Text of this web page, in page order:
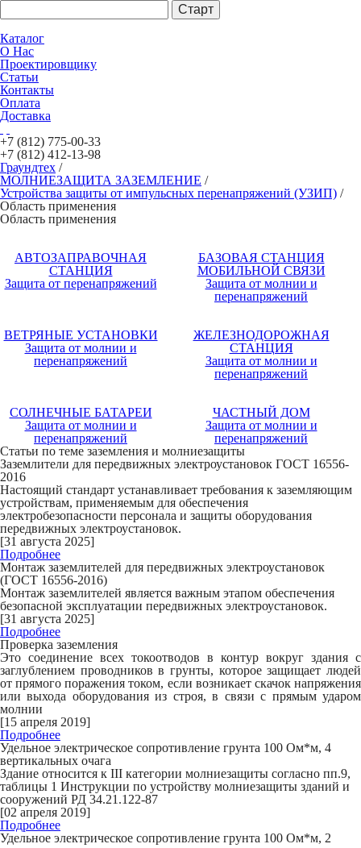
Каталог
О Нас
Проектировщику
Статьи
Контакты
Оплата
Доставка
+7 (812) 775-00-33
+7 (812) 412-13-98
Граундтех /
МОЛНИЕЗАЩИТА ЗАЗЕМЛЕНИЕ /
Устройства защиты от импульсных перенапряжений (УЗИП) /
Область применения
Область применения
АВТОЗАПРАВОЧНАЯ
СТАНЦИЯ
Защита от перенапряжений
БАЗОВАЯ СТАНЦИЯ
МОБИЛЬНОЙ СВЯЗИ
Защита от молнии и
перенапряжений
ВЕТРЯНЫЕ УСТАНОВКИ
Защита от молнии и
перенапряжений
ЖЕЛЕЗНОДОРОЖНАЯ
СТАНЦИЯ
Защита от молнии и
перенапряжений
СОЛНЕЧНЫЕ БАТАРЕИ
Защита от молнии и
перенапряжений
ЧАСТНЫЙ ДОМ
Защита от молнии и
перенапряжений
Статьи по теме заземления и молниезащиты
Заземлители для передвижных электроустановок ГОСТ 16556-
2016
Настоящий стандарт устанавливает требования к заземляющим
устройствам, применяемым для обеспечения
электробезопасности персонала и защиты оборудования
передвижных электроустановок.
[31 августа 2025]
Подробнее
Монтаж заземлителей для передвижных электроустановок
(ГОСТ 16556-2016)
Монтаж заземлителей является важным этапом обеспечения
безопасной эксплуатации передвижных электроустановок.
[31 августа 2025]
Подробнее
Проверка заземления
Это соединение всех токоотводов в контур вокруг здания с
заглублением проводников в грунты, которое защищает людей
от прямого поражения током, если возникает скачок напряжения
или выхода оборудования из строя, в связи с прямым ударом
молнии
[15 апреля 2019]
Подробнее
Удельное электрическое сопротивление грунта 100 Ом*м, 4
вертикальных очага
Здание относится к III категории молниезащиты согласно пп.9,
таблицы 1 Инструкции по устройству молниезащиты зданий и
сооружений РД 34.21.122-87
[02 апреля 2019]
Подробнее
Удельное электрическое сопротивление грунта 100 Ом*м, 2